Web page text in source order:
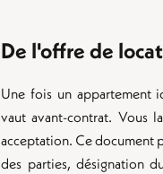
De l'offre de
Une fois un appartement
vaut avant-contrat. Vous
acceptation. Ce document
des parties, désignation